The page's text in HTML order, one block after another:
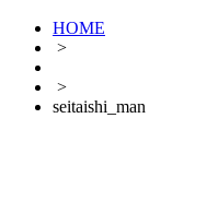
HOME
>
>
seitaishi_man